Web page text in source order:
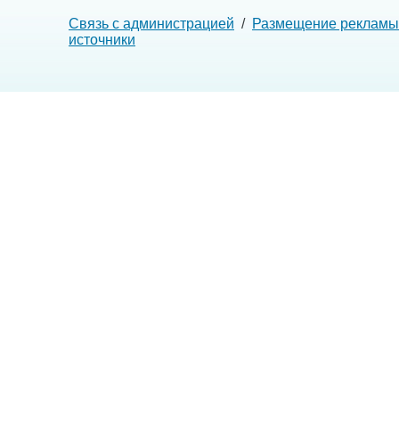
Связь с администрацией / Размещение рекламы
источники